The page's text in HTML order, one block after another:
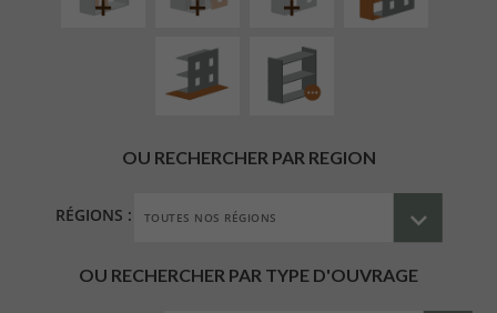
OU RECHERCHER PAR REGION
RÉGIONS :
OU RECHERCHER PAR TYPE D'OUVRAGE